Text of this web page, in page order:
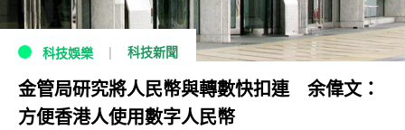
科技娛樂 科技新聞
金管局研究將人民幣與轉數快扣連 余偉文：
方便香港人使用數字人民幣